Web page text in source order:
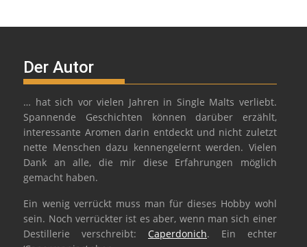
Der Autor
… hat sich vor vielen Jahren in Single Malts verliebt.
Spannende Geschichten können darüber erzählt,
interessante Aromen darin entdeckt und nicht zuletzt
nette Menschen dazu kennengelernt werden. Vielen
Dank an alle, die mir diese Erfahrungen möglich
gemacht haben.
Ein wenig verrückt muss man für dieses Hobby wohl
sein. Noch verrückter ist es aber, wenn man sich einer
Destillerie verschreibt: Caperdonich. Ein echter